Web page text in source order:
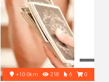
+10.0km 218 6 0